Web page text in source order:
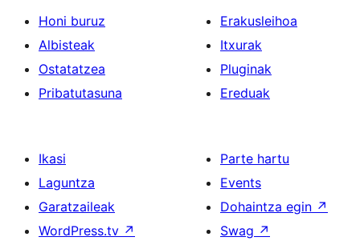
Honi buruz
Albisteak
Ostatatzea
Pribatutasuna
Erakusleihoa
Itxurak
Pluginak
Ereduak
Ikasi
Laguntza
Garatzaileak
WordPress.tv ↗
Parte hartu
Events
Dohaintza egin ↗
Swag ↗